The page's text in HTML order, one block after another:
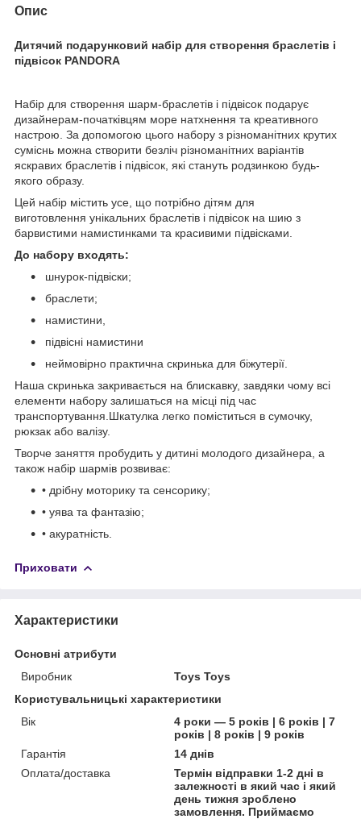
Опис
Дитячий подарунковий набір для створення браслетів і
підвісок PANDORA
Набір для створення шарм-браслетів і підвісок подарує
дизайнерам-початківцям море натхнення та креативного
настрою. За допомогою цього набору з різноманітних крутих
суміснь можна створити безліч різноманітних варіантів
яскравих браслетів і підвісок, які стануть родзинкою будь-
якого образу.
Цей набір містить усе, що потрібно дітям для
виготовлення унікальних браслетів і підвісок на шию з
барвистими намистинками та красивими підвісками.
До набору входять:
шнурок-підвіски;
браслети;
намистини,
підвісні намистини
неймовірно практична скринька для біжутерії.
Наша скринька закривається на блискавку, завдяки чому всі
елементи набору залишаться на місці під час
транспортування.Шкатулка легко поміститься в сумочку,
рюкзак або валізу.
Творче заняття пробудить у дитині молодого дизайнера, а
також набір шармів розвиває:
• дрібну моторику та сенсорику;
• уява та фантазію;
• акуратність.
Приховати
Характеристики
Основні атрибути
Виробник
Toys Toys
Користувальницькі характеристики
Вік
4 роки — 5 років | 6 років | 7
років | 8 років | 9 років
Гарантія
14 днів
Оплата/доставка
Термін відправки 1-2 дні в
залежності в який час і який
день тижня зроблено
замовлення. Приймаємо